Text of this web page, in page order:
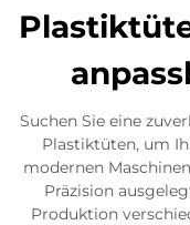
Suchen Sie eine
Plastiktüten, um
modernen
Präzision
Produktion